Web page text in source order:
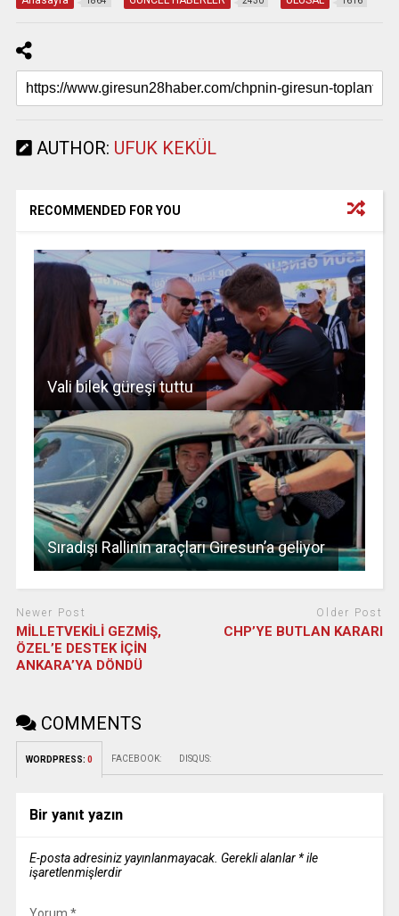
AUTHOR: UFUK KEKÜL
RECOMMENDED FOR YOU
Vali bilek güreşi tuttu
Sıradışı Rallinin araçları Giresun’a geliyor
Newer Post
MİLLETVEKİLİ GEZMİŞ,
ÖZEL’E DESTEK İÇİN
ANKARA’YA DÖNDÜ
Older Post
CHP’YE BUTLAN KARARI
COMMENTS
WORDPRESS: 0 FACEBOOK: DISQUS:
Bir yanıt yazın
E-posta adresiniz yayınlanmayacak. Gerekli alanlar *ile
işaretlenmişlerdir
Yorum *